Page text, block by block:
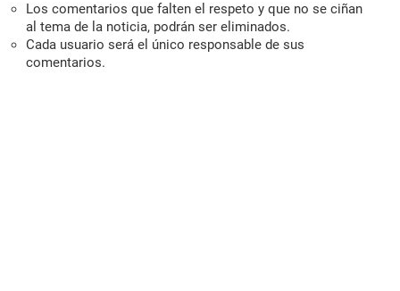
Los comentarios que falten el respeto y que no se ciñan
al tema de la noticia, podrán ser eliminados.
Cada usuario será el único responsable de sus
comentarios.